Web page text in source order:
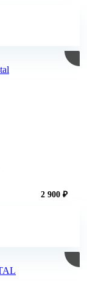
2 900 ₽